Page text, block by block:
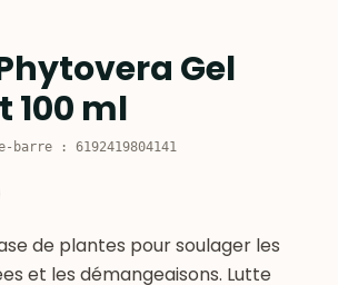
Gel
100 ml
barre : 6192419804141
de plantes pour soulager les
et les démangeaisons. Lutte